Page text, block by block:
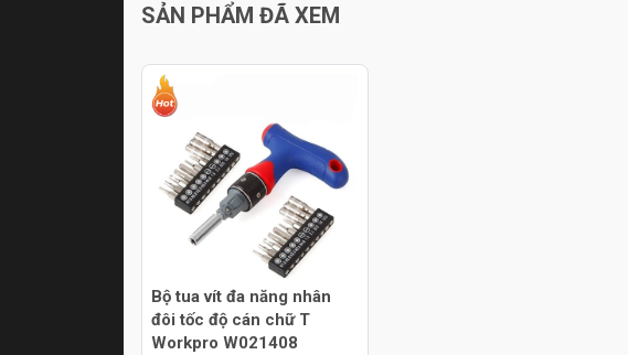
SẢN PHẨM ĐÃ XEM
Bộ tua vít đa năng nhân
đôi tốc độ cán chữ T
Workpro W021408